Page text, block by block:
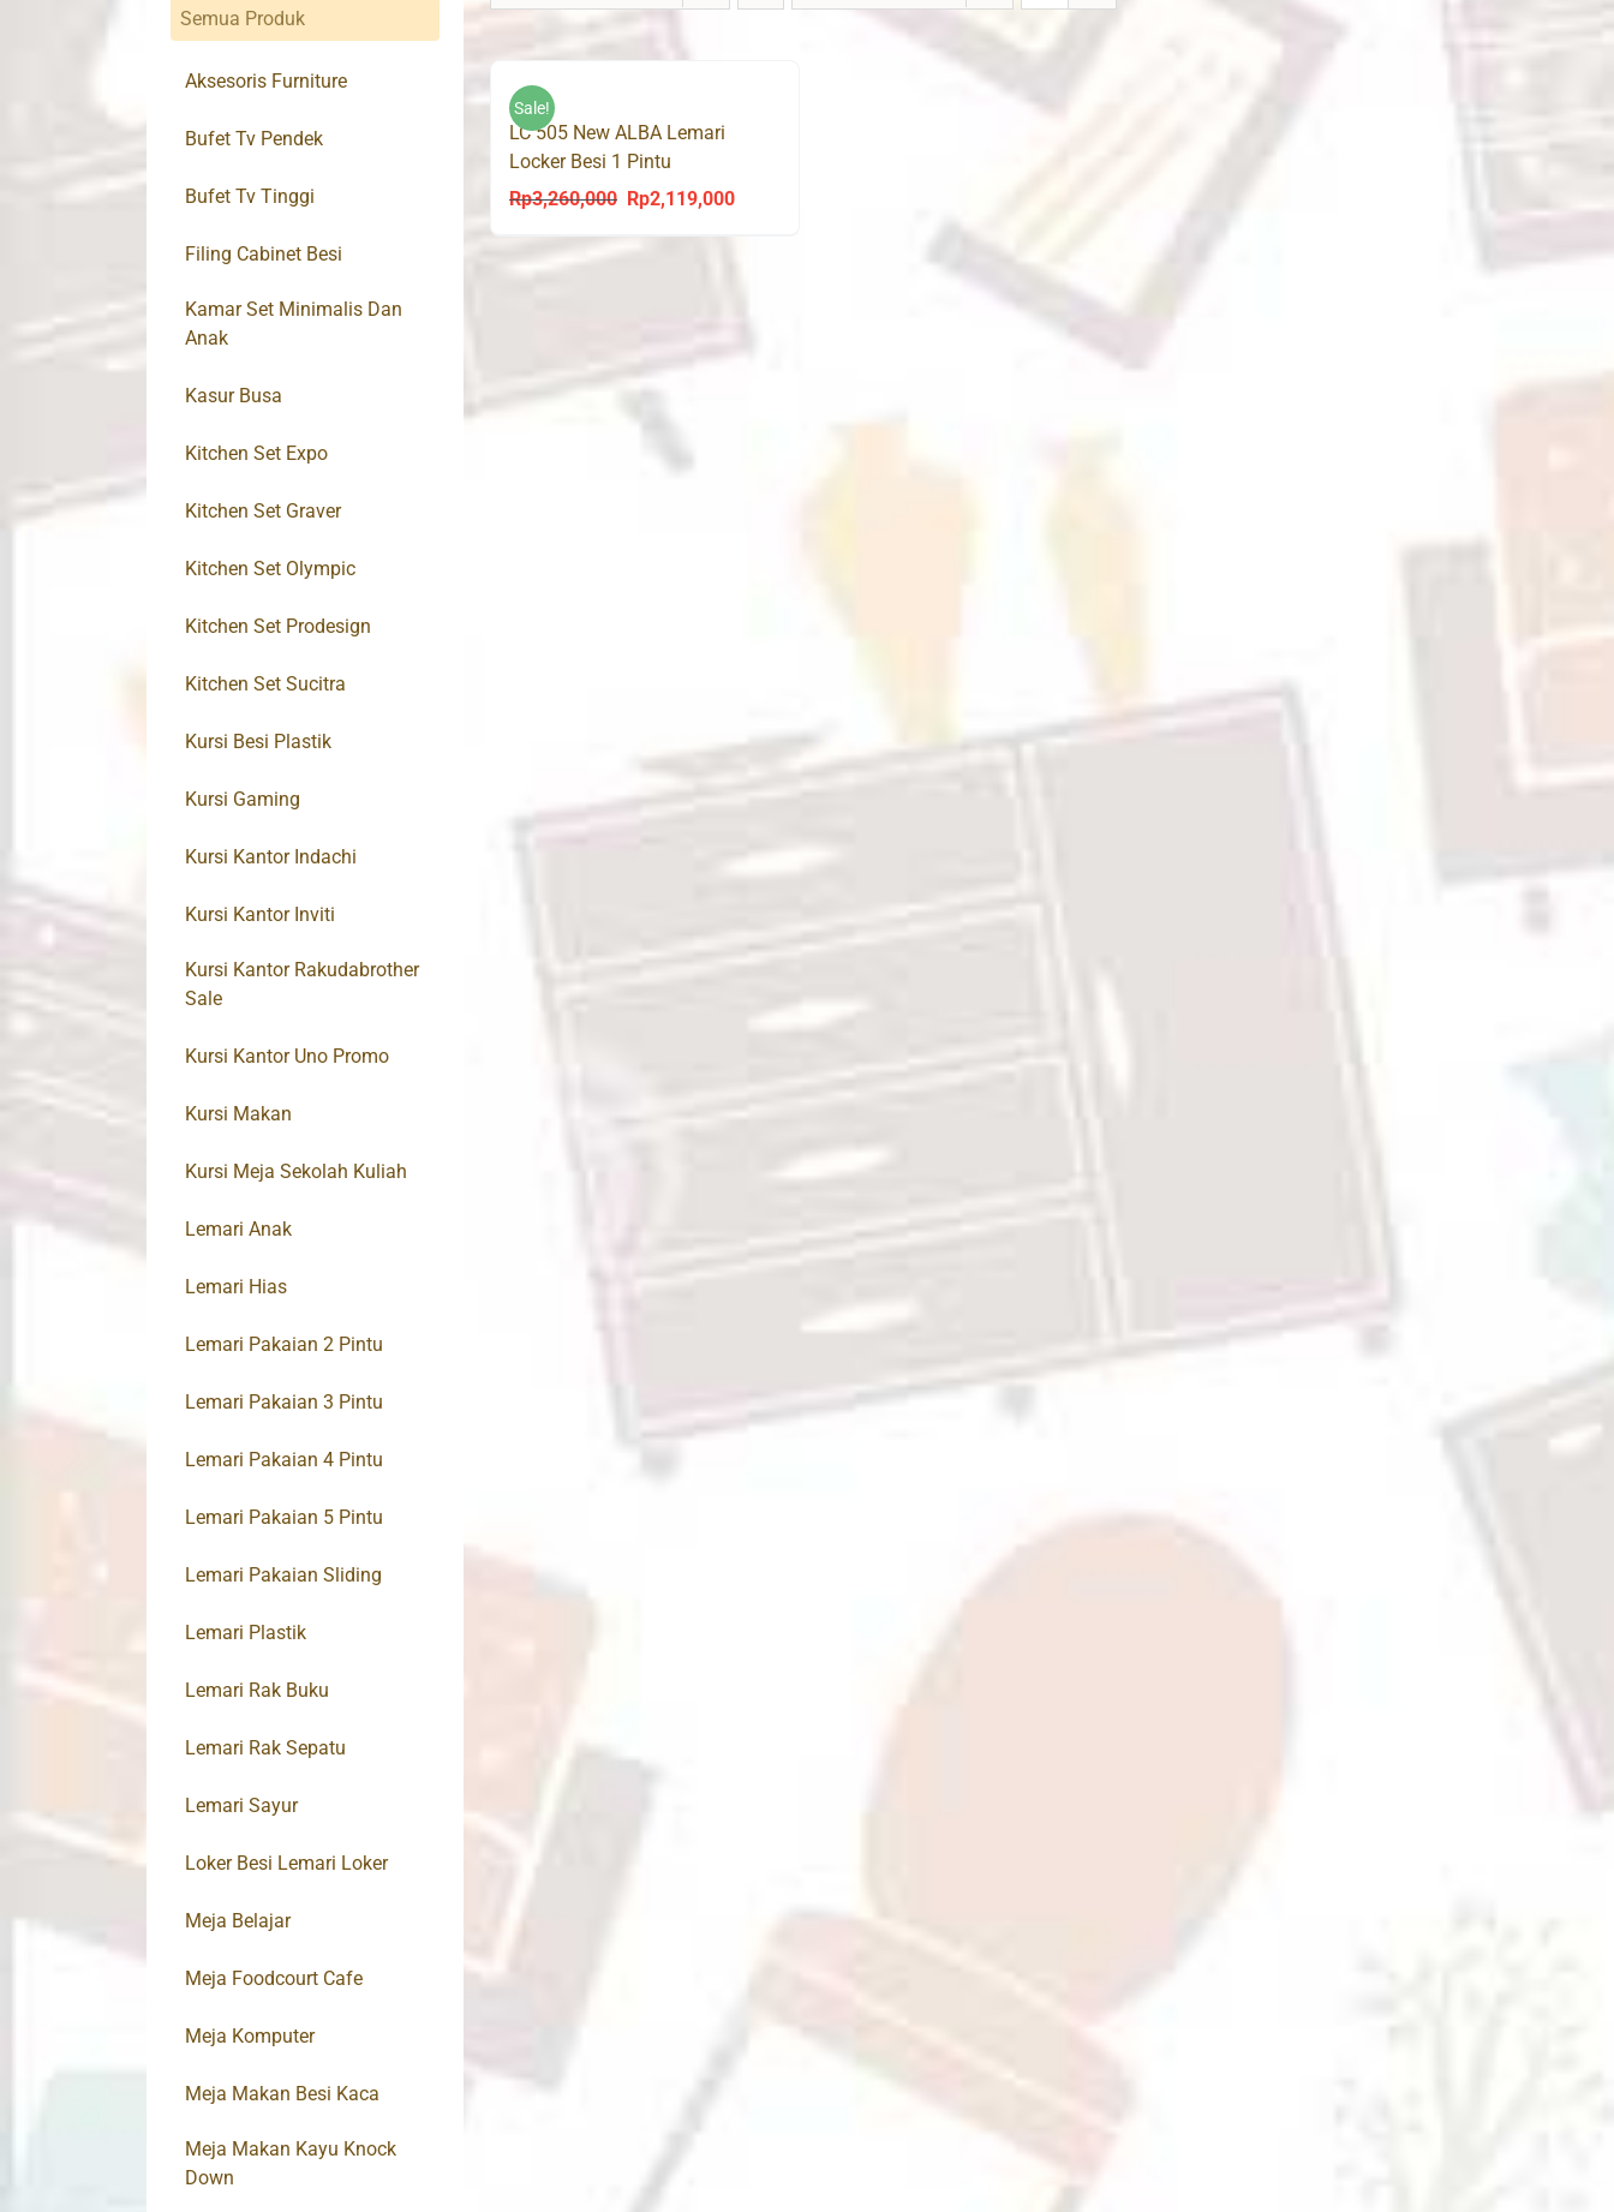
Sale!
LC 505 New ALBA Lemari
Locker Besi 1 Pintu
Rp3,260,000
Original
Rp2,119,000Current
Semua Produk
Aksesoris Furniture
Bufet Tv Pendek
Bufet Tv Tinggi
Filing Cabinet Besi
Kamar Set Minimalis Dan
Anak
Kasur Busa
Kitchen Set Expo
Kitchen Set Graver
Kitchen Set Olympic
Kitchen Set Prodesign
Kitchen Set Sucitra
Kursi Besi Plastik
Kursi Gaming
Kursi Kantor Indachi
Kursi Kantor Inviti
Kursi Kantor Rakudabrother
Sale
Kursi Kantor Uno Promo
Kursi Makan
Kursi Meja Sekolah Kuliah
Lemari Anak
Lemari Hias
Lemari Pakaian 2 Pintu
Lemari Pakaian 3 Pintu
Lemari Pakaian 4 Pintu
Lemari Pakaian 5 Pintu
Lemari Pakaian Sliding
Lemari Plastik
Lemari Rak Buku
Lemari Rak Sepatu
Lemari Sayur
Loker Besi Lemari Loker
Meja Belajar
Meja Foodcourt Cafe
Meja Komputer
Meja Makan Besi Kaca
Meja Makan Kayu Knock
Down